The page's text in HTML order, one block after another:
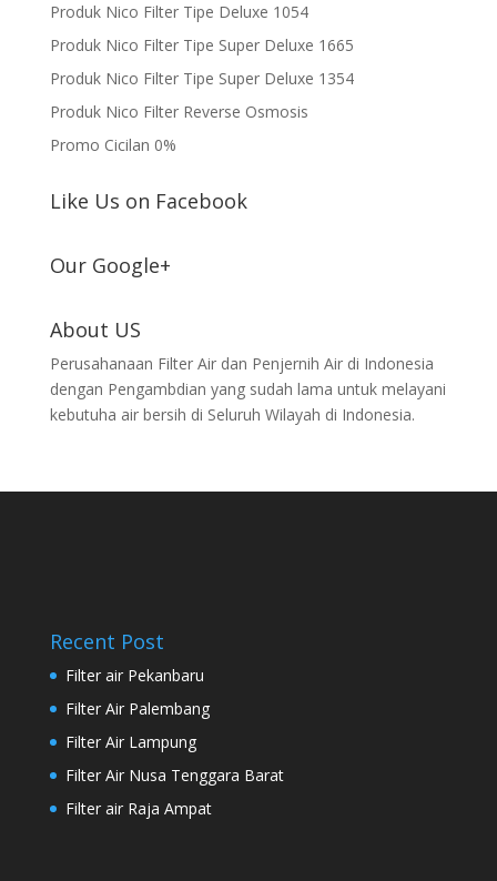
Produk Nico Filter Tipe Deluxe 1054
Produk Nico Filter Tipe Super Deluxe 1665
Produk Nico Filter Tipe Super Deluxe 1354
Produk Nico Filter Reverse Osmosis
Promo Cicilan 0%
Like Us on Facebook
Our Google+
About US
Perusahanaan Filter Air dan Penjernih Air di Indonesia
dengan Pengambdian yang sudah lama untuk melayani
kebutuha air bersih di Seluruh Wilayah di Indonesia.
Recent Post
Filter air Pekanbaru
Filter Air Palembang
Filter Air Lampung
Filter Air Nusa Tenggara Barat
Filter air Raja Ampat